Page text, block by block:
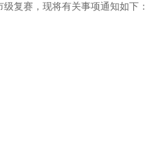
复赛，现将有关事项通知如下：